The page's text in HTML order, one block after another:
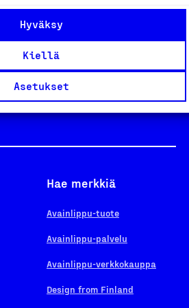
Hyväksy
Kiellä
Asetukset
-merkki
Hae merkkiä
Avainlippu-tuote
Avainlippu-palvelu
Avainlippu-verkkokauppa
Design from Finland